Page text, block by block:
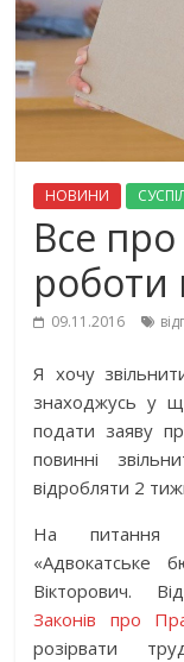
НОВИНИ
Все про
роботи
09.11.2016
Я хочу
знаходжусь у
подати заяву
повинні
відробляти 2
На питання
«Адвокатське
Вікторович.
Законів про
розірвати